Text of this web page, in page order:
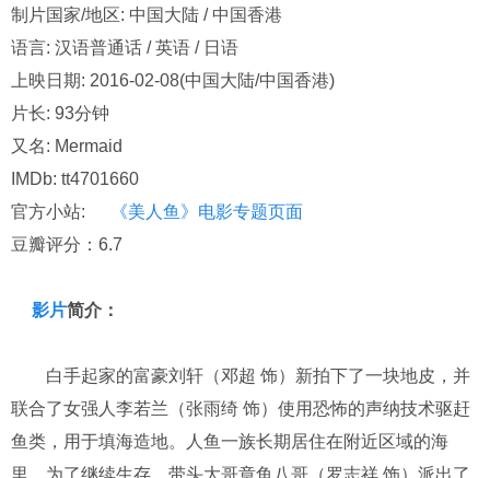
制片国家/地区: 中国大陆 / 中国香港
语言: 汉语普通话 / 英语 / 日语
上映日期: 2016-02-08(中国大陆/中国香港)
片长: 93分钟
又名: Mermaid
IMDb: tt4701660
官方小站:
《美人鱼》电影专题页面
豆瓣评分：6.7
影片简介：
白手起家的富豪刘轩（邓超 饰）新拍下了一块地皮，并
联合了女强人李若兰（张雨绮 饰）使用恐怖的声纳技术驱赶
鱼类，用于填海造地。人鱼一族长期居住在附近区域的海
里，为了继续生存，带头大哥章鱼八哥（罗志祥 饰）派出了